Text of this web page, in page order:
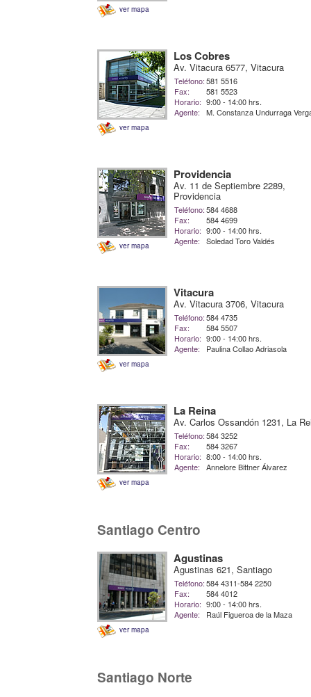
ver mapa
ver mapa
Los Cobres
Av. Vitacura 6577, Vitacura
Teléfono:581 5516
Fax:
581 5523
Horario: 9:00 - 14:00 hrs.
Agente:
M. Constanza Undurraga
ver mapa
Providencia
Av. 11 de Septiembre 2289,
Providencia
Teléfono:584 4688
Fax:
584 4699
Horario: 9:00 - 14:00 hrs.
Agente:
Soledad Toro Valdés
ver mapa
Vitacura
Av. Vitacura 3706, Vitacura
Teléfono:584 4735
Fax:
584 5507
Horario: 9:00 - 14:00 hrs.
Agente:
Paulina Collao Adriasola
ver mapa
La Reina
Av. Carlos Ossandón 1231, La
Teléfono:584 3252
Fax:
584 3267
Horario: 8:00 - 14:00 hrs.
Agente:
Annelore Bittner Álvarez
Santiago Centro
ver mapa
Agustinas
Agustinas 621, Santiago
Teléfono:584 4311-584 2250
Fax:
584 4012
Horario: 9:00 - 14:00 hrs.
Agente:
Raúl Figueroa de la Maza
Santiago Norte